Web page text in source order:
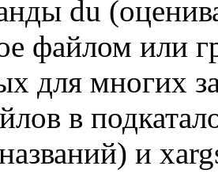
du
файлом или
для многих
в
и